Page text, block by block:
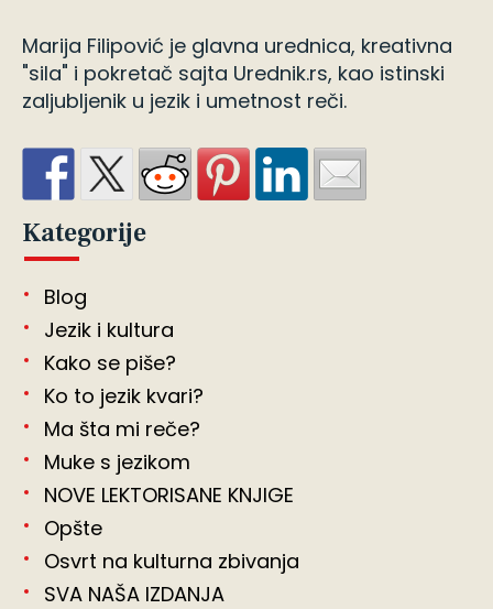
Marija Filipović je glavna urednica, kreativna
"sila" i pokretač sajta Urednik.rs, kao istinski
zaljubljenik u jezik i umetnost reči.
Kategorije
Blog
Jezik i kultura
Kako se piše?
Ko to jezik kvari?
Ma šta mi reče?
Muke s jezikom
NOVE LEKTORISANE KNJIGE
Opšte
Osvrt na kulturna zbivanja
SVA NAŠA IZDANJA